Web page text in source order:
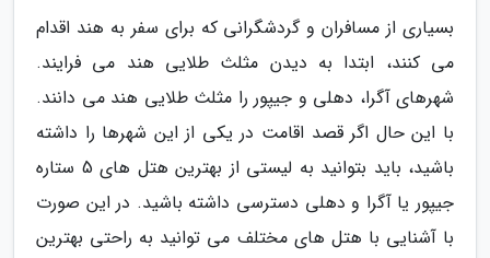
بسیاری از مسافران و گردشگرانی که برای سفر به هند اقدام
می کنند، ابتدا به دیدن مثلث طلایی هند می فرایند.
شهرهای آگرا، دهلی و جیپور را مثلث طلایی هند می دانند.
با این حال اگر قصد اقامت در یکی از این شهرها را داشته
باشید، باید بتوانید به لیستی از بهترین هتل های 5 ستاره
جیپور یا آگرا و دهلی دسترسی داشته باشید. در این صورت
با آشنایی با هتل های مختلف می توانید به راحتی بهترین